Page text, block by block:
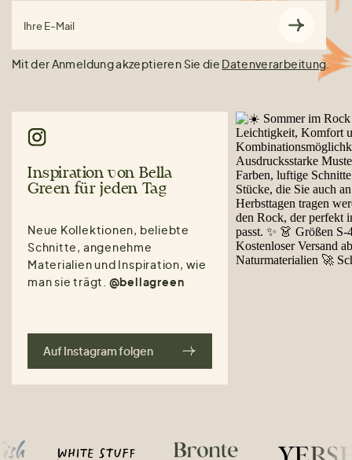
Ihre E-Mail
Mit der Anmeldung akzeptieren Sie die Datenverarbeitung.
Inspiration von Bella
Green für jeden Tag
Neue Kollektionen, beliebte
Schnitte, angenehme
Materialien und Inspiration, wie
man sie trägt. @bellagreen
Auf Instagram folgen